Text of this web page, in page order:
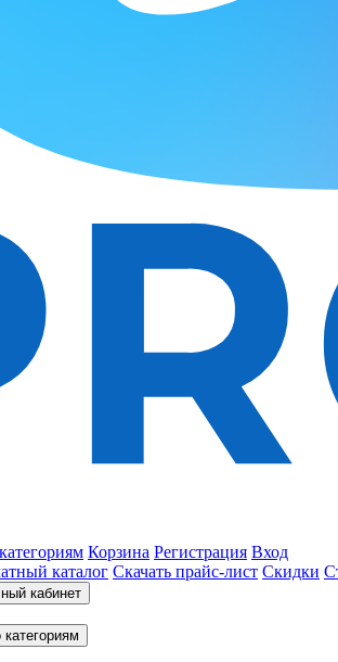
Корзина Регистрация Вход
каталог Скачать прайс-лист Скидки
кабинет
категориям